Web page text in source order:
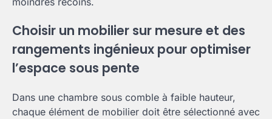
Choisir un mobilier sur mesure et des
rangements ingénieux pour optimiser
l’espace sous pente
Dans une chambre sous comble à faible hauteur,
chaque élément de mobilier doit être sélectionné avec